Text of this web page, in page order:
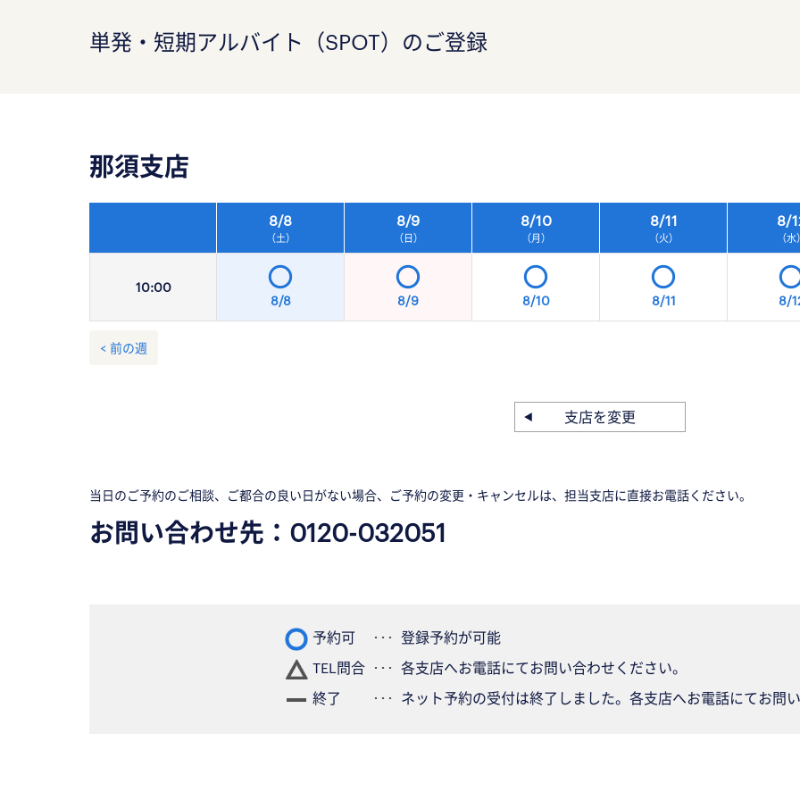
単発・短期アルバイト（SPOT）のご登録
那須支店
10:00
8/8
（土）
8/9
（日）
8/10
（月）
8/11
（火）
8/
（水）
8/8 8/9 8/10 8/11 8/
< 前の週
支店を変更
当日のご予約のご相談、ご都合の良い日がない場合、ご予約の変更・キャンセルは、担当支店に直接お電話ください。
お問い合わせ先： 0120-032051
予約可
登録予約が可能
TEL問合
各支店へお電話にてお問い合わせください。
終了
ネット予約の受付は終了しました。各支店へお電話にてお問い